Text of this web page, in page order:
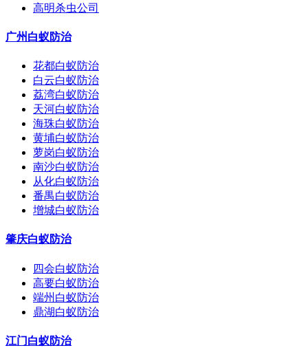
高明杀虫公司
广州白蚁防治
花都白蚁防治
白云白蚁防治
荔湾白蚁防治
天河白蚁防治
海珠白蚁防治
黄埔白蚁防治
萝岗白蚁防治
南沙白蚁防治
从化白蚁防治
番禺白蚁防治
增城白蚁防治
肇庆白蚁防治
四会白蚁防治
高要白蚁防治
端州白蚁防治
鼎湖白蚁防治
江门白蚁防治